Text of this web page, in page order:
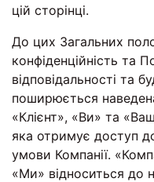
цій сторінці.
До цих Загальних
конфіденційність та
відповідальності та
поширюється
«Клієнт», «Ви» та
яка отримує доступ
умови Компанії.
«Ми» відноситься до